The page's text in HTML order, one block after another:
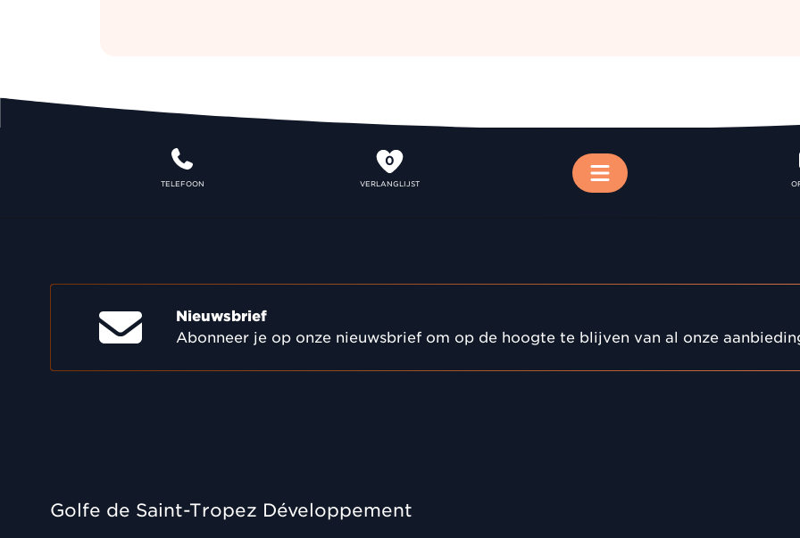
TELEFOON
0
VERLANGLIJST Menu
Nieuwsbrief
Abonneer je op onze nieuwsbrief om op de hoogte te blijven van al onze
Golfe de Saint-Tropez Développement